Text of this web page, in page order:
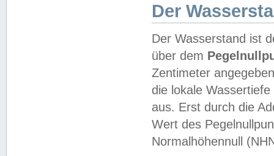
Der
Der Wasserstand ist
über dem
Zentimeter
die lokale
aus. Erst durch die
Wert des
Normalhöhennull